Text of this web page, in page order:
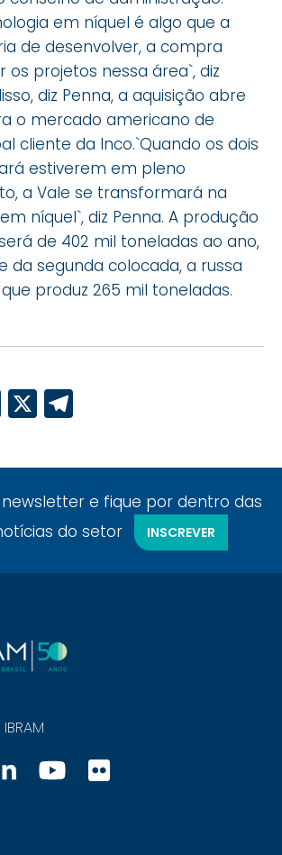
em níquel é algo que a
de desenvolver, a compra
os projetos nessa área`, diz
diz Penna, a aquisição abre
o mercado americano de
cliente da Inco.`Quando os dois
estiverem em pleno
a Vale se transformará na
níquel`, diz Penna. A produção
de 402 mil toneladas ao ano,
da segunda colocada, a russa
que produz 265 mil toneladas.
LinkedIn
X
newsletter e fique por dentro das
do setor
INSCREVER